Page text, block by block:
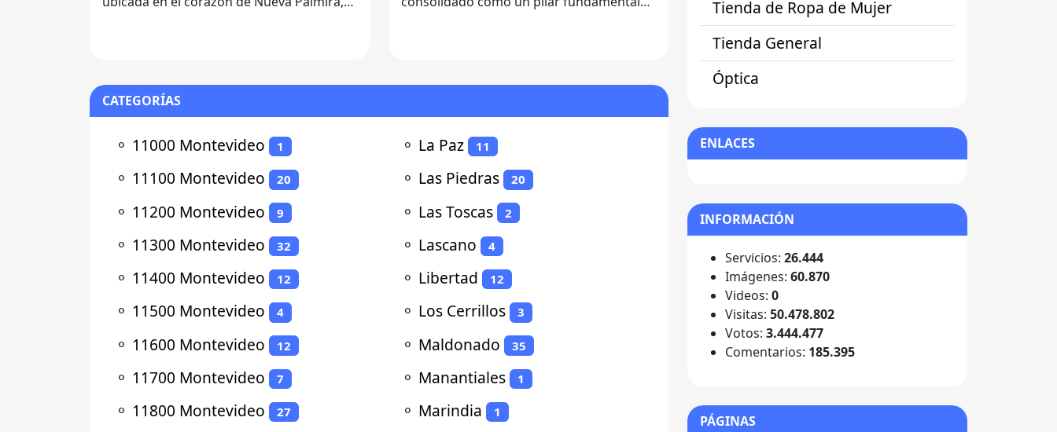
CATEGORÍAS
⚬ 11000 Montevideo 1
⚬ 11100 Montevideo 20
⚬ 11200 Montevideo 9
⚬ 11300 Montevideo 32
⚬ 11400 Montevideo 12
⚬ 11500 Montevideo 4
⚬ 11600 Montevideo 12
⚬ 11700 Montevideo 7
⚬ 11800 Montevideo 27
⚬ La Paz 11
⚬ Las Piedras 20
⚬ Las Toscas 2
⚬ Lascano 4
⚬ Libertad 12
⚬ Los Cerrillos 3
⚬ Maldonado 35
⚬ Manantiales 1
⚬ Marindia 1
Tienda de Ropa de Mujer
Tienda General
Óptica
ENLACES
INFORMACIÓN
Servicios: 26.444
Imágenes: 60.870
Videos: 0
Visitas: 50.478.802
Votos: 3.444.477
Comentarios: 185.395
PÁGINAS